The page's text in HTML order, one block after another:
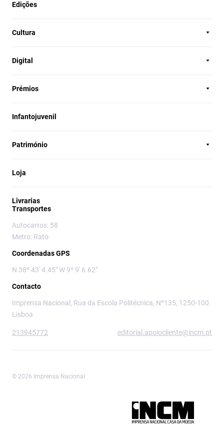
Edições
Cultura
Digital
Prémios
Infantojuvenil
Património
Loja
Livrarias
Transportes
Autocarros: 58
Metro: Rato
Coordenadas GPS
N 38º 43' 4.45" W 9º 9' 6.62"
Contacto
Imprensa Nacional, Rua da Escola Politécnica, Nº135, 1250-100
Lisboa
213945772 editorial.apoiocliente@incm.pt
© 2026 Imprensa Nacional